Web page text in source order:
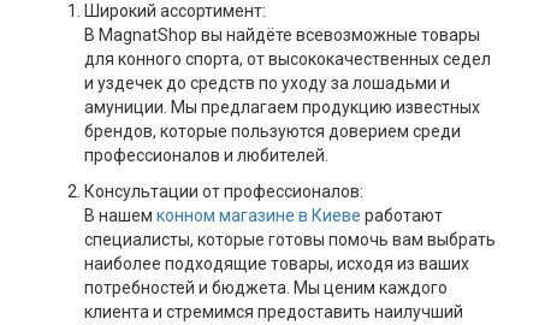
Широкий ассортимент:
В MagnatShop вы найдёте всевозможные товары
для конного спорта, от высококачественных седел
и уздечек до средств по уходу за лошадьми и
амуниции. Мы предлагаем продукцию известных
брендов, которые пользуются доверием среди
профессионалов и любителей.
Консультации от профессионалов:
В нашем конном магазине в Киеве работают
специалисты, которые готовы помочь вам выбрать
наиболее подходящие товары, исходя из ваших
потребностей и бюджета. Мы ценим каждого
клиента и стремимся предоставить наилучший